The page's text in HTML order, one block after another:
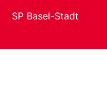
SP Basel-Stadt